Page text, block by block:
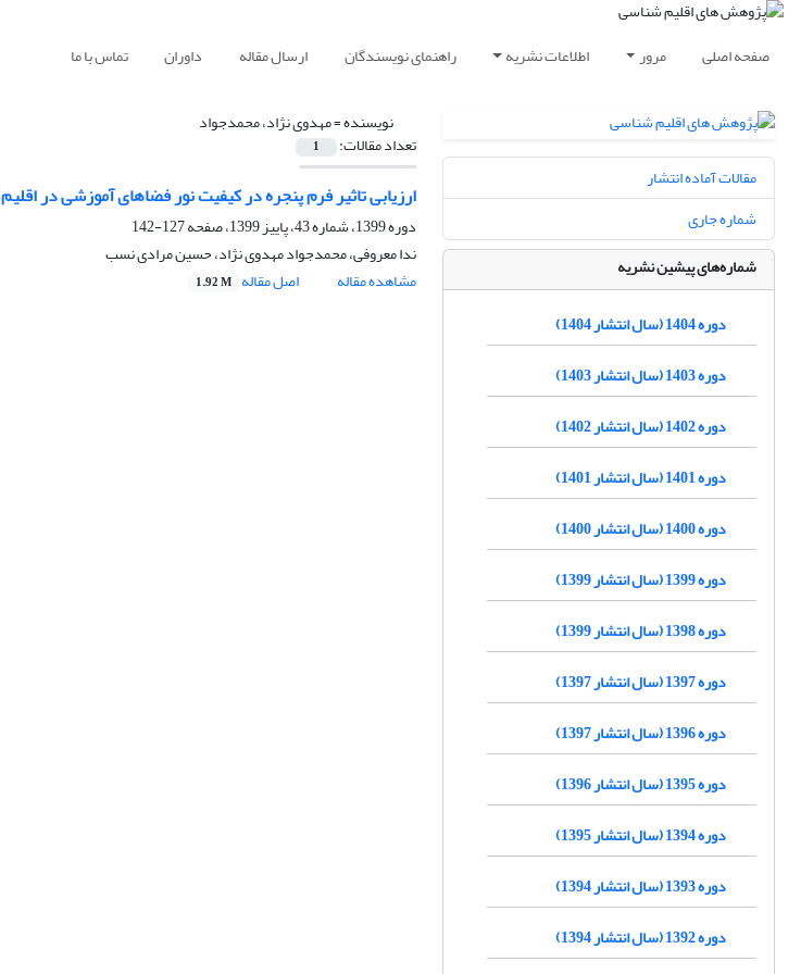
صفحه اصلی مرور اطلاعات نشریه راهنمای نویسندگان ارسال مقاله داوران تماس با ما
نویسنده =مهدوی نژاد، محمدجواد
تعداد مقالات: 1
ارزیابی تاثیر فرم پنجره در کیفیت نور فضاهای آموزشی در اقلیم BWk
دوره 1399، شماره 43، پاییز 1399، صفحه
127-142
ندا معروفی، محمدجواد مهدوی نژاد، حسین مرادی نسب
مشاهده مقاله
اصل مقاله 1.92 M
مقالات آماده انتشار
شماره جاری
شماره‌های پیشین نشریه
دوره 1404 (سال انتشار 1404)
دوره 1403 (سال انتشار 1403)
دوره 1402 (سال انتشار 1402)
دوره 1401 (سال انتشار 1401)
دوره 1400 (سال انتشار 1400)
دوره 1399 (سال انتشار 1399)
دوره 1398 (سال انتشار 1399)
دوره 1397 (سال انتشار 1397)
دوره 1396 (سال انتشار 1397)
دوره 1395 (سال انتشار 1396)
دوره 1394 (سال انتشار 1395)
دوره 1393 (سال انتشار 1394)
دوره 1392 (سال انتشار 1394)